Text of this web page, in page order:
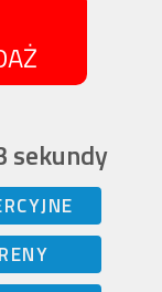
sekundy